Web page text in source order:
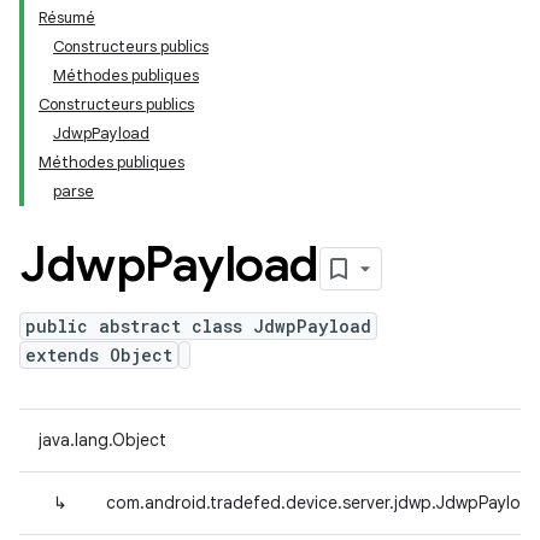
Résumé
Constructeurs publics
Méthodes publiques
Constructeurs publics
JdwpPayload
Méthodes publiques
parse
JdwpPayload
public abstract class JdwpPayload
extends Object
java.lang.Object
↳ com.android.tradefed.device.server.jdwp.JdwpPayload